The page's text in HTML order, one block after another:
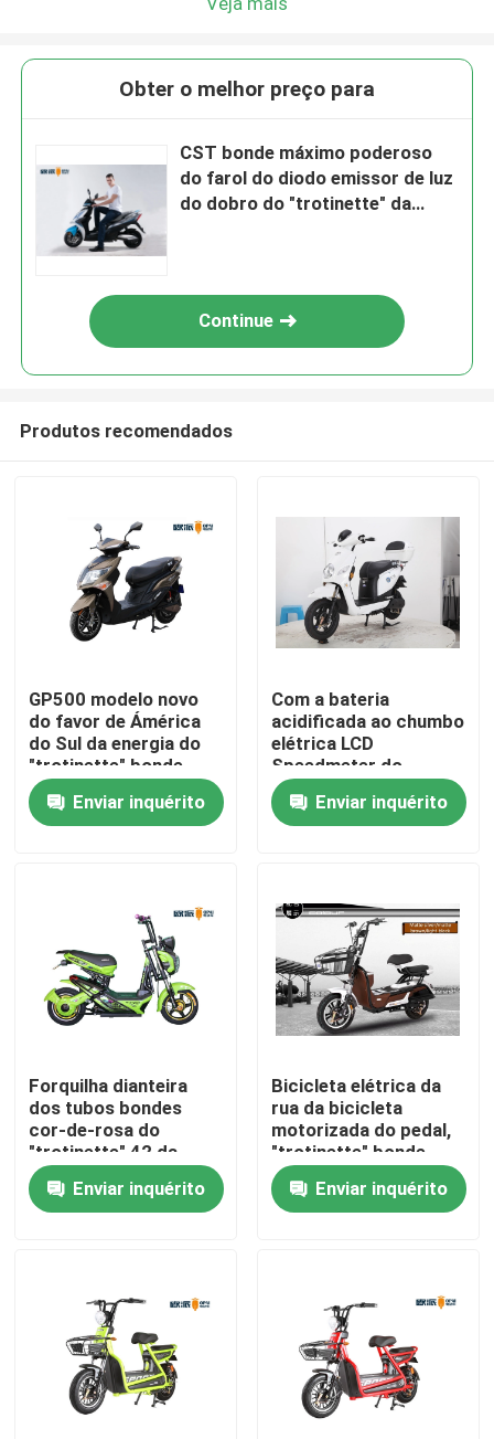
Casa
Excursão da fábrica
Controle da qualidade
Contacte-nos
Peça umas citações
"trotinette" de motor elétrico
Obter o melhor preço para
CST bonde máximo poderoso
do farol do diodo emissor de luz
do dobro do "trotinette" da
Continue
Produtos recomendados
GP500 modelo novo
do favor de Ámérica
do Sul da energia do
"trotinette" bonde
acidificado ao
chumbo largo da
bicicleta motorizada
Enviar inquérito
Com a bateria
acidificada ao chumbo
elétrica LCD
Speedmeter do
"trotinette" 60v20ah
da bicicleta
motorizada do poder
Enviar inquérito
Forquilha dianteira
dos tubos bondes
cor-de-rosa do
"trotinette" 42 da
bicicleta motorizada
do freio do punho
Enviar inquérito
Bicicleta elétrica da
rua da bicicleta
motorizada do pedal,
"trotinette" bonde
com Seat para adultos
Enviar inquérito